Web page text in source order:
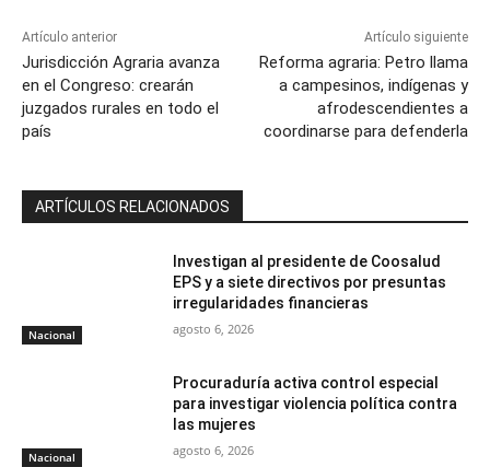
Artículo anterior
Jurisdicción Agraria avanza
en el Congreso: crearán
juzgados rurales en todo el
país
Artículo siguiente
Reforma agraria: Petro llama
a campesinos, indígenas y
afrodescendientes a
coordinarse para defenderla
ARTÍCULOS RELACIONADOS
Nacional
Investigan al presidente de Coosalud
EPS y a siete directivos por presuntas
irregularidades financieras
agosto 6, 2026
Nacional
Procuraduría activa control especial
para investigar violencia política contra
las mujeres
agosto 6, 2026